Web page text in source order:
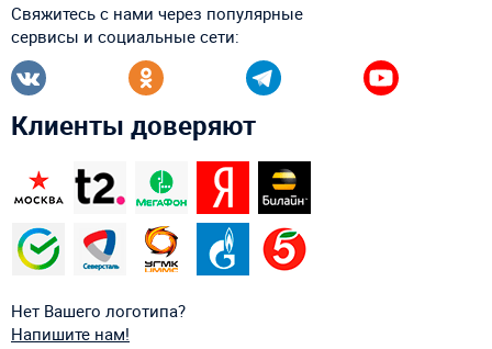
Свяжитесь с нами через популярные
сервисы и социальные сети:
Клиенты доверяют
Нет Вашего логотипа?
Напишите нам!